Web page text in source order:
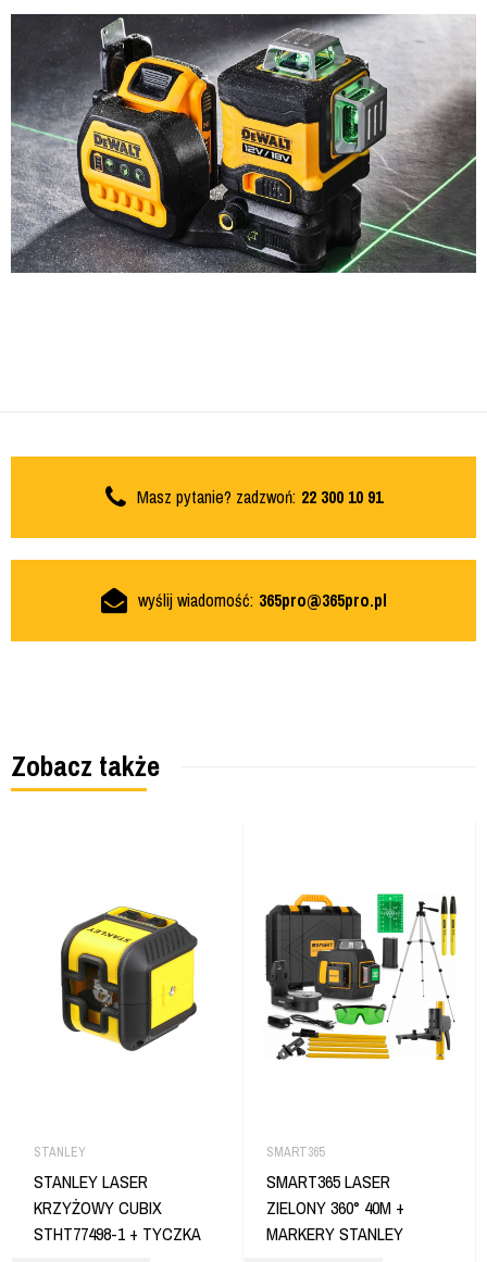
Masz pytanie? zadzwoń: 22 300 10 91
wyślij wiadomość: 365pro@365pro.pl
Zobacz także
STANLEY
STANLEY LASER
KRZYŻOWY CUBIX
STHT77498-1 + TYCZKA
SMART365
SMART365 LASER
ZIELONY 360° 40M +
MARKERY STANLEY